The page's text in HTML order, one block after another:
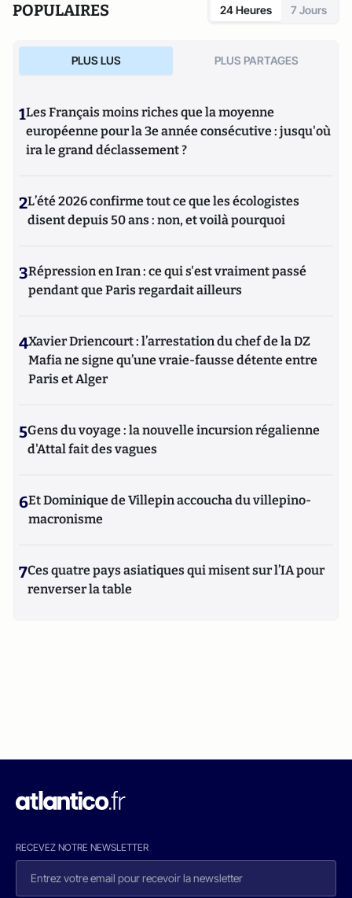
POPULAIRES 24 Heures 7 Jours
PLUS LUS PLUS PARTAGES
1Les Français moins riches que la moyenne
européenne pour la 3e année consécutive : jusqu'où
ira le grand déclassement ?
2L’été 2026 confirme tout ce que les écologistes
disent depuis 50 ans : non, et voilà pourquoi
3Répression en Iran : ce qui s'est vraiment passé
pendant que Paris regardait ailleurs
4Xavier Driencourt : l’arrestation du chef de la DZ
Mafia ne signe qu’une vraie-fausse détente entre
Paris et Alger
5Gens du voyage : la nouvelle incursion régalienne
d'Attal fait des vagues
6Et Dominique de Villepin accoucha du villepino-
macronisme
7Ces quatre pays asiatiques qui misent sur l’IA pour
renverser la table
RECEVEZ NOTRE NEWSLETTER